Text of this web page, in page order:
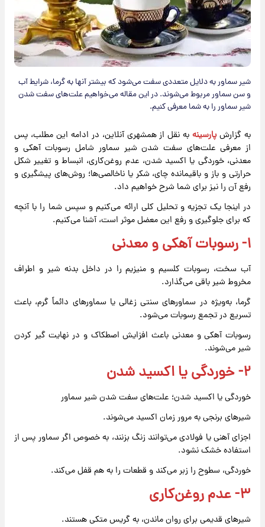
شیر سماور به دلایل متعددی سفت می‌شود که بیشتر آنها به گرما، شرایط آب
و سن سماور مربوط می‌شوند. در این مقاله می‌خواهیم علت‌های سفت شدن
شیر سماور را به شما معرفی کنیم.
به گزارش پارسینه به نقل از همشهری آنلاین، در ادامه این مطلب، پس
از معرفی علت‌های سفت شدن شیر سماور شامل رسوبات آهکی و
معدنی، خوردگی یا اکسید شدن، عدم روغن‌کاری، انبساط و تغییر شکل
حرارتی و باز و باقیمانده چای، شکر یا ناخالصی‌ها؛ روش‌های پیشگیری و
رفع آن را نیز برای شما شرح خواهیم داد.
در اینجا یک تجزیه و تحلیل کلی ارائه می‌کنیم و سپس شما را با آنچه
که برای جلوگیری و رفع این معضل موثر است، آشنا می‌کنیم.
آب سخت، رسوبات کلسیم و منیزیم را در داخل بدنه شیر و اطراف
مخروط شیر باقی می‌گذارد.
گرما، به‌ویژه در سماورهای سنتی زغالی یا سماورهای دائماً گرم، باعث
تسریع در تجمع رسوبات می‌شود.
رسوبات آهکی و معدنی باعث افزایش اصطکاک و در نهایت گیر کردن
شیر می‌شوند.
۲- خوردگی یا اکسید شدن
خوردگی یا اکسید شدن؛ علت‌های سفت شدن شیر سماور
شیرهای برنجی به مرور زمان اکسید می‌شوند.
اجزای آهنی یا فولادی می‌توانند زنگ بزنند، به خصوص اگر سماور پس از
استفاده خشک نشود.
خوردگی، سطوح را زبر می‌کند و قطعات را به هم قفل می‌کند.
۳- عدم روغن‌کاری
شیرهای قدیمی برای روان ماندن، به گریس متکی هستند.